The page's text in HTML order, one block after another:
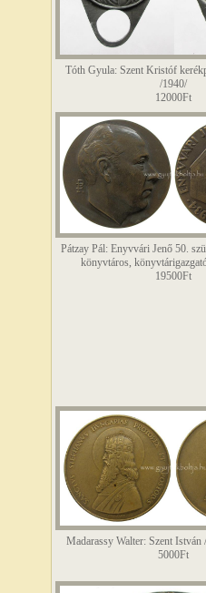
Tóth Gyula: Szent Kristóf
/1940/
12000Ft
Pátzay Pál: Enyvvári Jenő 50.
könyvtáros,
19500Ft
Madarassy Walter: Szent István
5000Ft